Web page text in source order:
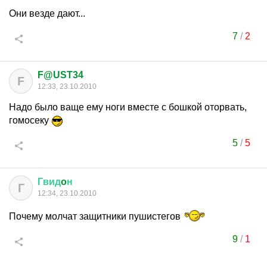
Они везде дают...
7/ 2
F F@UST34
12:33, 23.10.2010
Надо было ваще ему ноги вместе с бошкой оторвать,
гомосеку
5/5
Г Гвидoн
12:34, 23.10.2010
Почему молчат защитники пушистегов
9/ 1